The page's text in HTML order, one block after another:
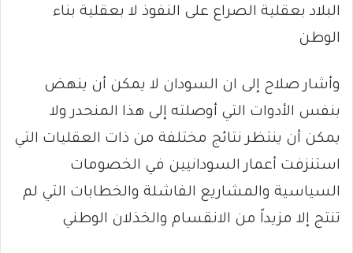
البلاد بعقلية الصراع على النفوذ لا بعقلية بناء
الوطن
وأشار صلاح إلى ان السودان لا يمكن أن ينهض
بنفس الأدوات التي أوصلته إلى هذا المنحدر ولا
يمكن أن ينتظر نتائج مختلفة من ذات العقليات التي
استنزفت أعمار السودانيين في الخصومات
السياسية والمشاريع الفاشلة والخطابات التي لم
تنتج إلا مزيداً من الانقسام والخذلان الوطني